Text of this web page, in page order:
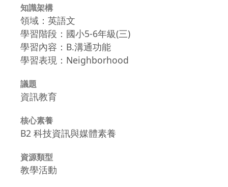
知識架構
領域：英語文
學習階段：國小5-6年級(三)
學習內容：B.溝通功能
學習表現：Neighborhood
議題
資訊教育
核心素養
B2 科技資訊與媒體素養
資源類型
教學活動